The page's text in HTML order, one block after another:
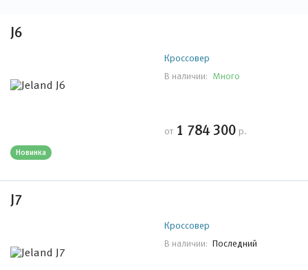
J6
Кроссовер
В наличии: Много
от 1 784 300 р.
Новинка
J7
Кроссовер
В наличии: Последний